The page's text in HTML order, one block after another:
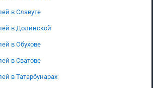
в Славуте
в Долинской
в Обухове
в Сватове
в Татарбунарах